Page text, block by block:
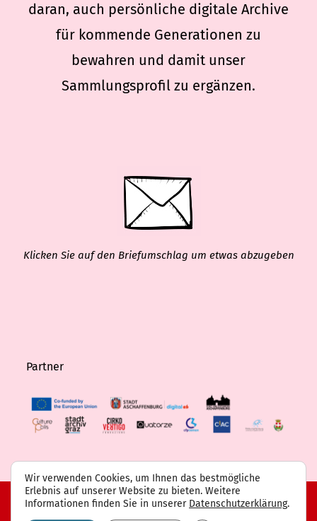
daran, auch persönliche digitale Archive
für kommende Generationen zu
bewahren und damit unser
Sammlungsprofil zu ergänzen.
Klicken Sie auf den Briefumschlag um etwas abzugeben
Partner
FAQ Projektpartner
Kontakt
Wir verwenden Cookies, um Ihnen das bestmögliche
Erlebnis auf unserer Website zu bieten. Weitere
Informationen finden Sie in unserer Datenschutzerklärung.